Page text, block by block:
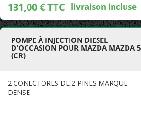
131,00 € TTC livraison incluse
POMPE À INJECTION DIESEL
D'OCCASION POUR MAZDA MAZDA 5
(CR)
2 CONECTORES DE 2 PINES MARQUE
DENSE